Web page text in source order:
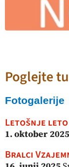
Poglejte
Fotogalerije
Letošnje
1. oktober 2025
Bralci